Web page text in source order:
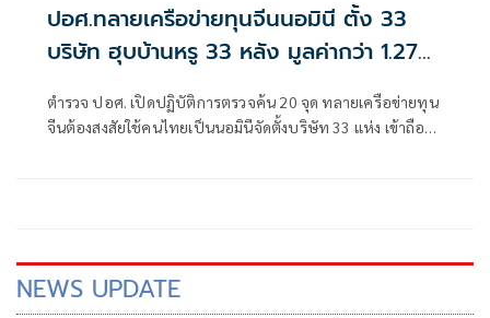
ปอศ.ทลายเครือข่ายทุนจีนนอมินี ตั้ง 33
บริษัท ฮุบบ้านหรู 33 หลัง มูลค่ากว่า 1.27
ตำรวจ ปอศ. เปิดปฏิบัติการตรวจค้น 20 จุด ทลายเครือข่ายทุน
จีนต้องสงสัยใช้คนไทยเป็นนอมินีจัดตั้งบริษัท 33 แห่ง เข้าถือ
NEWS UPDATE